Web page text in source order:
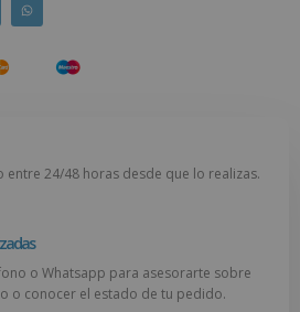
entre 24/48 horas desde que lo realizas.
o Whatsapp para asesorarte sobre
o conocer el estado de tu pedido.